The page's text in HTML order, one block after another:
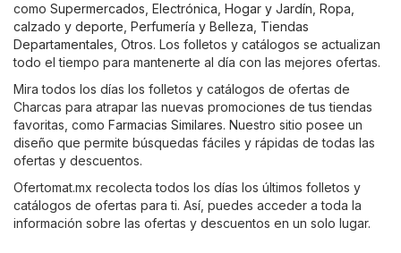
como Supermercados Electrónica Hogar y Jardín Ropa,
calzado y deporte Perfumería y Belleza Tiendas
Departamentales Otros. Los folletos y catálogos se actualizan
todo el tiempo para mantenerte al día con las mejores ofertas.
Mira todos los días los folletos y catálogos de ofertas de
Charcas para atrapar las nuevas promociones de tus tiendas
favoritas, como Farmacias Similares. Nuestro sitio posee un
diseño que permite búsquedas fáciles y rápidas de todas las
ofertas y descuentos.
Ofertomat.mx recolecta todos los días los últimos folletos y
catálogos de ofertas para ti. Así, puedes acceder a toda la
información sobre las ofertas y descuentos en un solo lugar.